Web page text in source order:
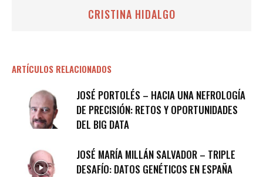
CRISTINA HIDALGO
ARTÍCULOS RELACIONADOS
JOSÉ PORTOLÉS – HACIA UNA NEFROLOGÍA
DE PRECISIÓN: RETOS Y OPORTUNIDADES
DEL BIG DATA
JOSÉ MARÍA MILLÁN SALVADOR – TRIPLE
DESAFÍO: DATOS GENÉTICOS EN ESPAÑA